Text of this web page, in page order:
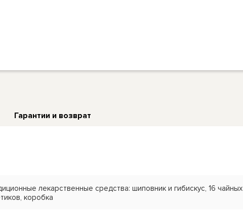
Гарантии и возврат
лекарственные средства: шиповник и гибискус, 16 чайных
коробка